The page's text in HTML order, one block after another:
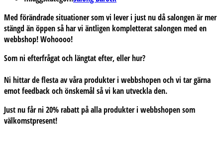
Med förändrade situationer som vi lever i just nu då salongen är mer
stängd än öppen så har vi äntligen kompletterat salongen med en
webbshop! Wohoooo!
Som ni efterfrågat och längtat efter, eller hur?
Ni hittar de flesta av våra produkter i webbshopen och vi tar gärna
emot feedback och önskemål så vi kan utveckla den.
Just nu får ni 20% rabatt på alla produkter i webbshopen som
välkomstpresent!